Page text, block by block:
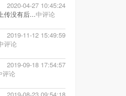
2020-04-27 10:45:24
传没有后...中评论
2019-11-12 15:49:59
评论
2019-09-18 17:54:57
评论